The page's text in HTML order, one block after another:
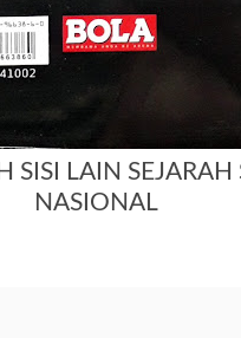
SISI LAIN
NASIONAL